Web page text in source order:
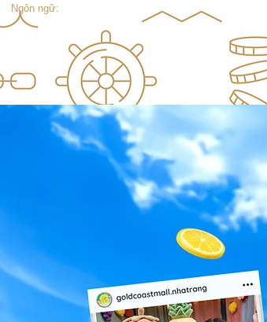
Ngôn ngữ: